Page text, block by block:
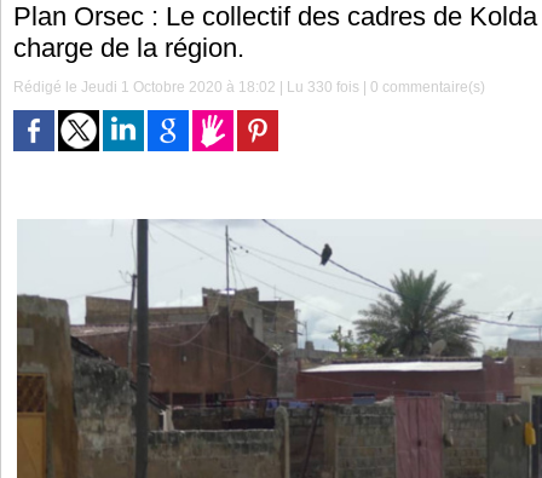
Plan Orsec : Le collectif des cadres de
charge de la région.
Rédigé le Jeudi 1 Octobre 2020 à 18:02 | Lu 330 fois |0 commentaire(s)